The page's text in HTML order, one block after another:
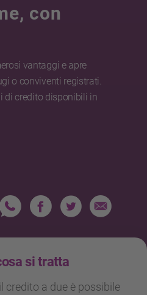
con
vantaggi e apre
o conviventi registrati.
di credito disponibili in
si tratta
credito a due è possibile